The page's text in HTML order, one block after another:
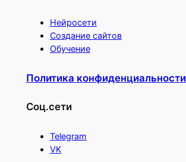
Нейросети
Создание сайтов
Обучение
Политика конфиденциальности
Соц.сети
Telegram
VK